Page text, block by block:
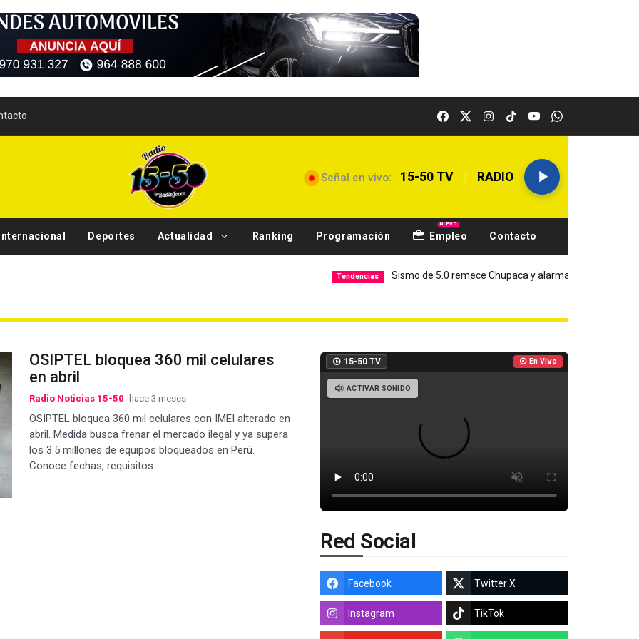
Señal en vivo: 15-50 TV | RADIO
Deportes Actualidad Ranking Programación Empleo
NUEVO
Contacto
Sismo de 5.0 remece Chupaca y alarma a Junín
OSIPTEL bloquea 360 mil celulares
en abril
Radio Noticias 15-50 hace 3 meses
OSIPTEL bloquea 360 mil celulares con IMEI alterado en
abril. Medida busca frenar el mercado ilegal y ya supera
los 3.5 millones de equipos bloqueados en Perú.
Conoce fechas, requisitos...
15-50 TV En Vivo
ACTIVAR SONIDO
Red Social
Facebook Twitter X
Instagram TikTok